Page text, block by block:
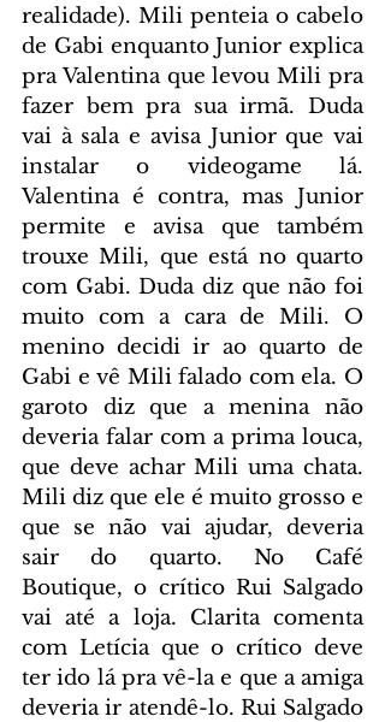
realidade). Mili penteia o cabelo
de Gabi enquanto Junior explica
pra Valentina que levou Mili pra
fazer bem pra sua irmã. Duda
vai à sala e avisa Junior que vai
instalar o videogame lá.
Valentina é contra, mas Junior
permite e avisa que também
trouxe Mili, que está no quarto
com Gabi. Duda diz que não foi
muito com a cara de Mili. O
menino decidi ir ao quarto de
Gabi e vê Mili falado com ela. O
garoto diz que a menina não
deveria falar com a prima louca,
que deve achar Mili uma chata.
Mili diz que ele é muito grosso e
que se não vai ajudar, deveria
sair do quarto. No Café
Boutique, o crítico Rui Salgado
vai até a loja. Clarita comenta
com Letícia que o crítico deve
ter ido lá pra vê-la e que a amiga
deveria ir atendê-lo. Rui Salgado